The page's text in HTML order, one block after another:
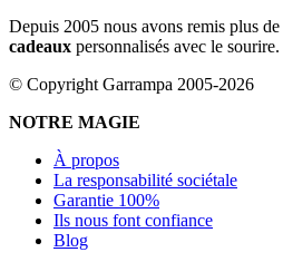
Depuis 2005 nous avons remis plus de
cadeaux personnalisés avec le sourire.
© Copyright Garrampa 2005-2026
NOTRE MAGIE
À propos
La responsabilité sociétale
Garantie 100%
Ils nous font confiance
Blog